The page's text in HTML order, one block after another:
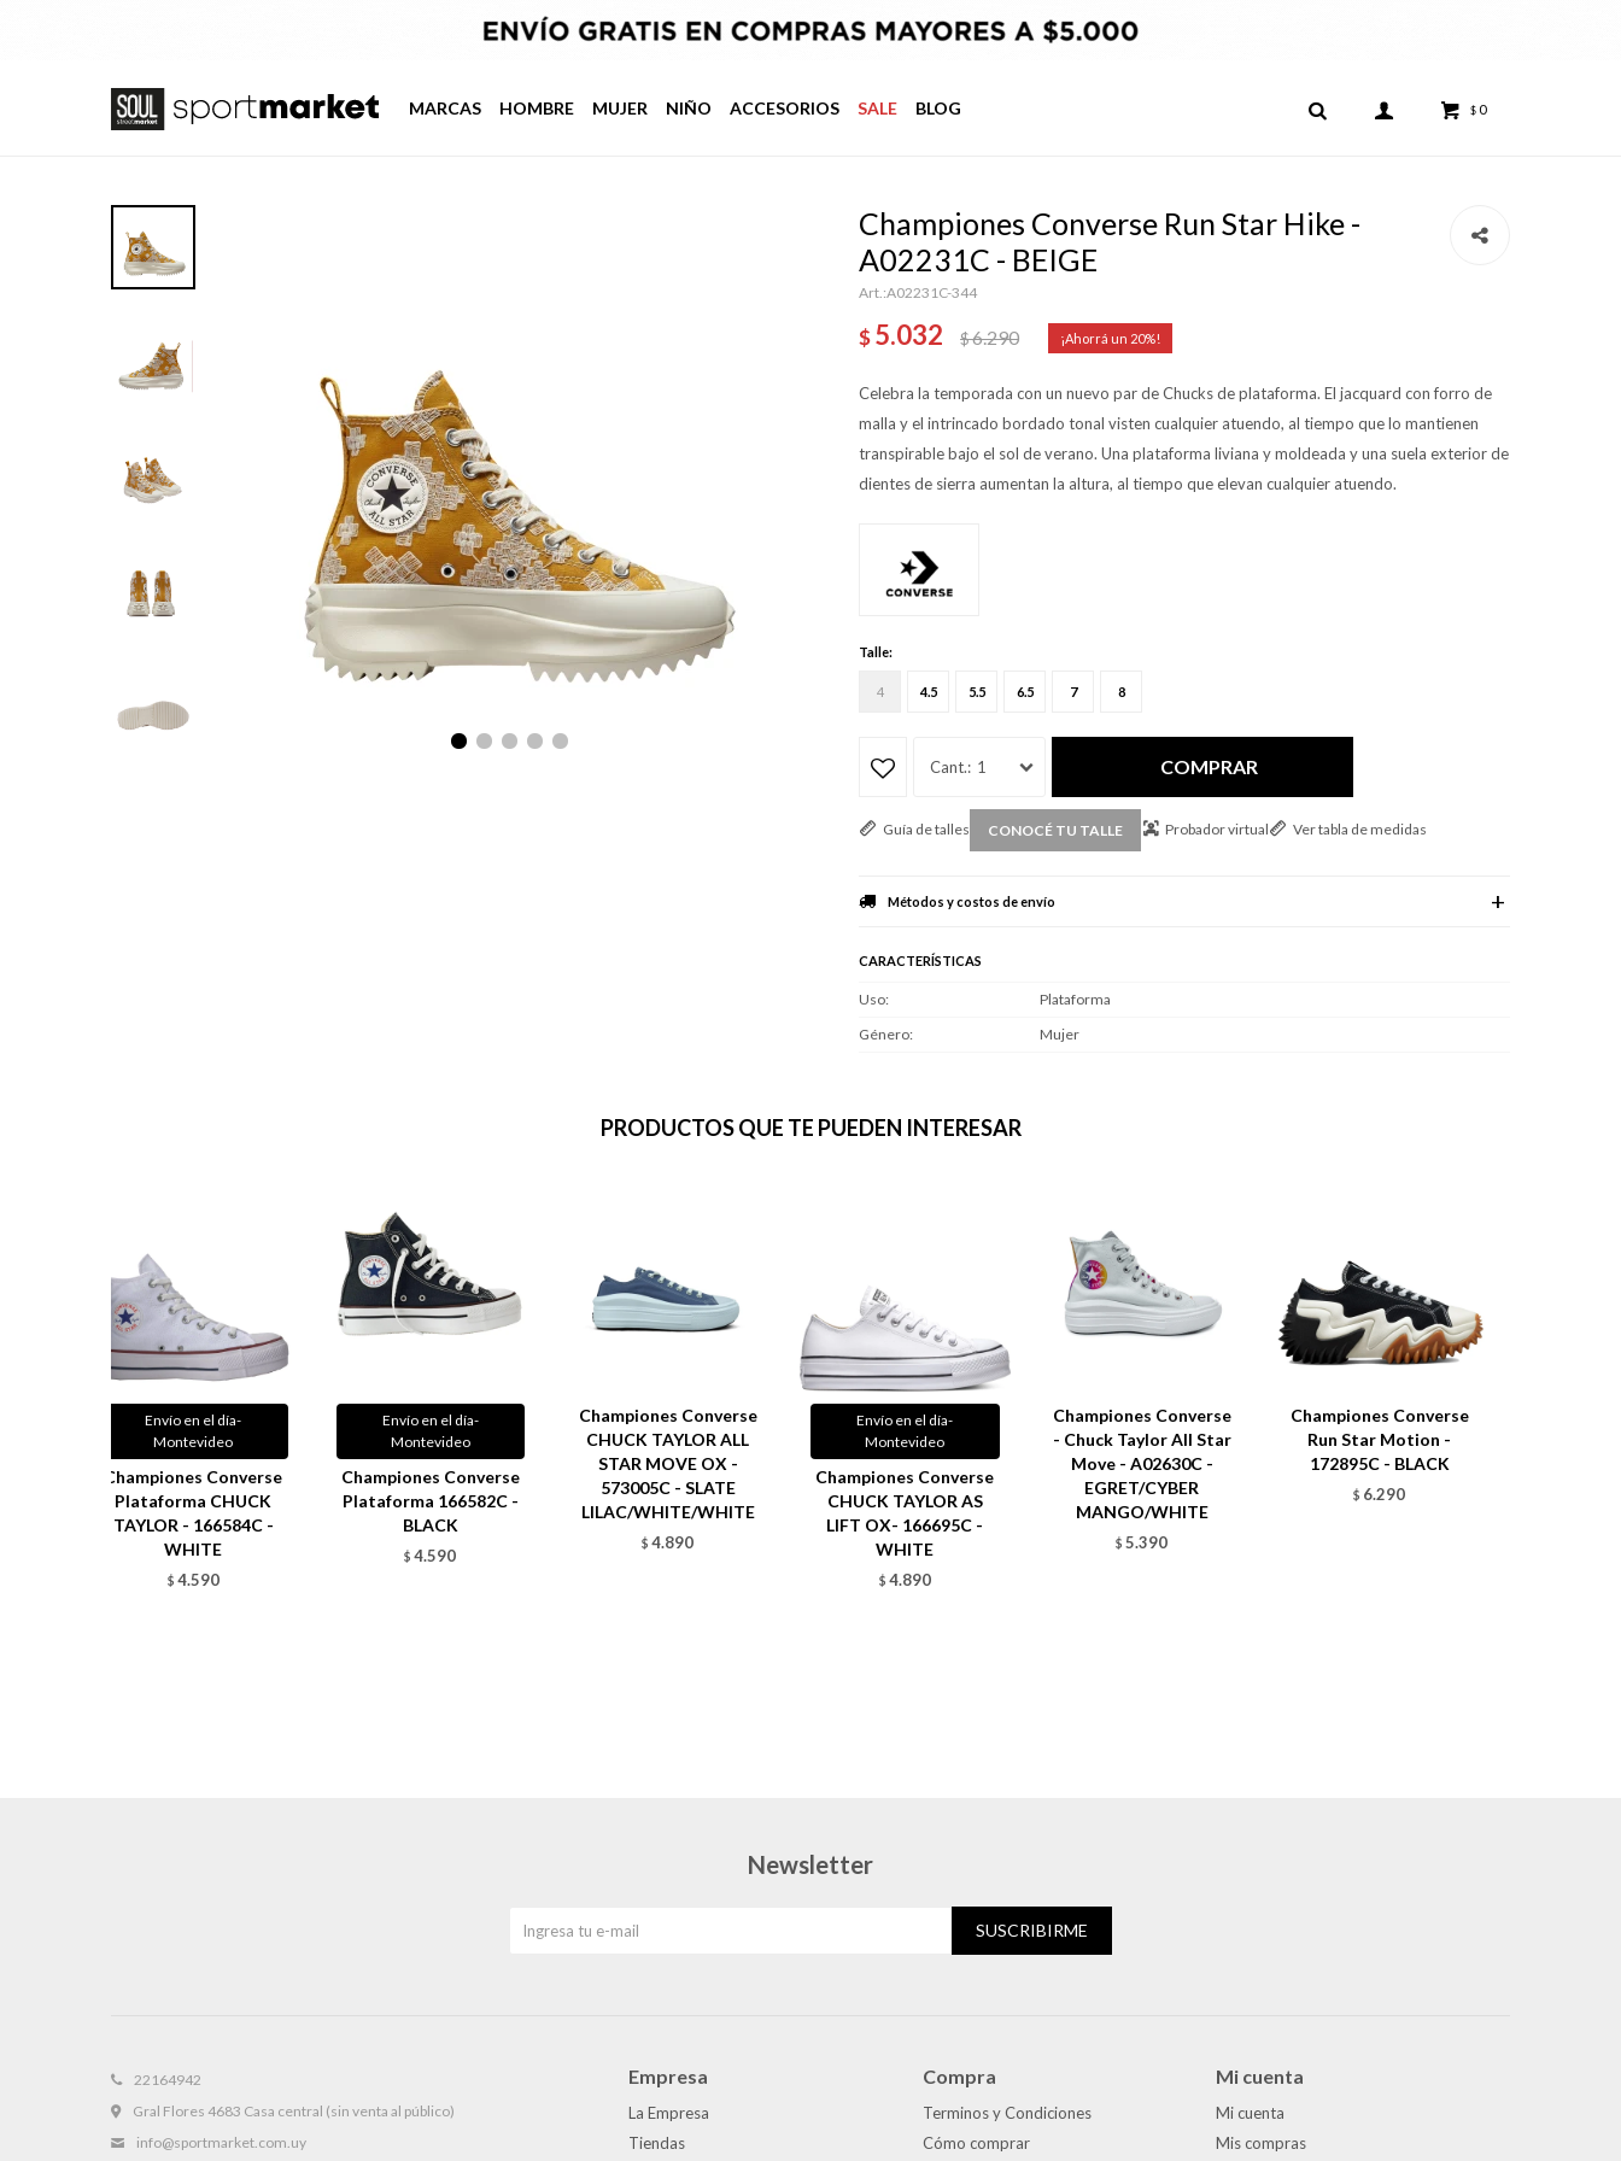
MARCAS HOMBRE MUJER NIÑO ACCESORIOS SALE BLOG $ 0
Championes Converse Run Star Hike -
A02231C - BEIGE
A02231C-344
$5.032 $6.290 20
Celebra la temporada con un nuevo par de Chucks de plataforma. El jacquard con forro de
malla y el intrincado bordado tonal visten cualquier atuendo, al tiempo que lo mantienen
transpirable bajo el sol de verano. Una plataforma liviana y moldeada y una suela exterior de
dientes de sierra aumentan la altura, al tiempo que elevan cualquier atuendo.
Talle:
4 4.5 5.5 6.5 7 8
1 COMPRAR
Guía de talles CONOCÉ TU TALLE Probador virtual Ver tabla de medidas
Métodos y costos de envío
CARACTERÍSTICAS
Uso
Plataforma
Género
Mujer
PRODUCTOS QUE TE PUEDEN INTERESAR
Envío en el día-
Montevideo
Championes Converse
Plataforma CHUCK
TAYLOR - 166584C -
WHITE
$ 4.590
Envío en el día-
Montevideo
Championes Converse
Plataforma 166582C -
BLACK
$ 4.590
Championes Converse
CHUCK TAYLOR ALL
STAR MOVE OX -
573005C - SLATE
LILAC/WHITE/WHITE
$ 4.890
Envío en el día-
Montevideo
Championes Converse
CHUCK TAYLOR AS
LIFT OX- 166695C -
WHITE
$ 4.890
Championes Converse
- Chuck Taylor All Star
Move - A02630C -
EGRET/CYBER
MANGO/WHITE
$ 5.390
Championes Converse
Run Star Motion -
172895C - BLACK
$ 6.290
22164942
Gral Flores 4683 Casa central (sin venta al público)
info@sportmarket.com.uy
Empresa
La Empresa
Tiendas
Compra
Terminos y Condiciones
Cómo comprar
Mi cuenta
Mi cuenta
Mis compras
Newsletter
SUSCRIBIRME